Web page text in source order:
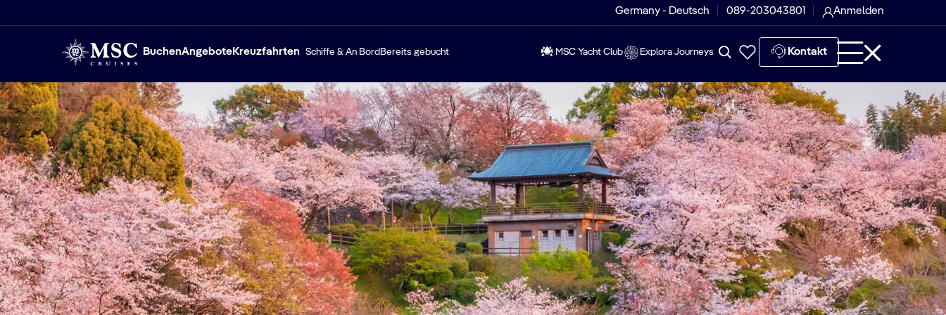
Germany - Deutsch 089-203043801 Anmelden
BuchenAngeboteKreuzfahrten Schiffe & An Bord Bereits gebucht MSC Yacht Club Explora Journeys Kontakt